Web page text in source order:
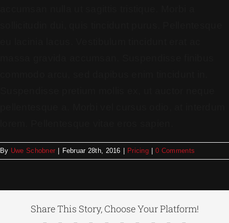
By Uwe Schobner Februar 28th, 2016 Pricing 0 Comments
Share This Story, Choose Your Platform!